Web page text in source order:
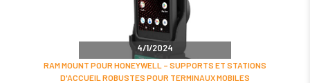
4/1/2024
RAM MOUNT POUR HONEYWELL – SUPPORTS ET STATIONS
D'ACCUEIL ROBUSTES POUR TERMINAUX MOBILES